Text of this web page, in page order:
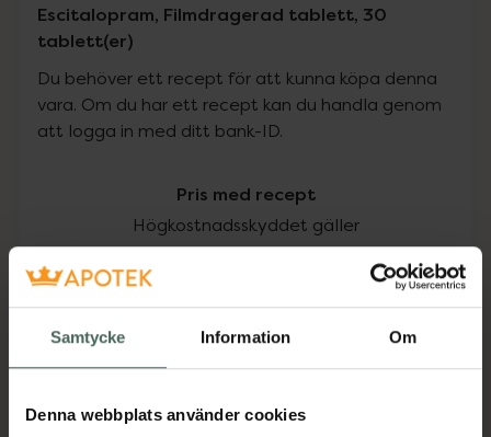
Samtycke Information Om
Denna webbplats använder cookies
Escitalopram, Filmdragerad tablett, 30
tablett(er)
Du behöver ett recept för att kunna köpa denna
vara. Om du har ett recept kan du handla genom
att logga in med ditt bank-ID.
Pris med recept
Högkostnadsskyddet gäller
172,20 kr
I apotek: 172,20 kr